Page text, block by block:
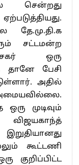
சென்றது
சட்டமன்ற
ஒரு
தானே பேசி
அதில்
முடிவும்
கூட்டணி
குறிப்பிட்ட